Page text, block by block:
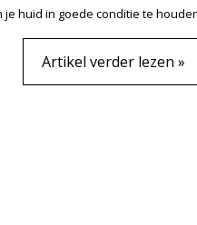
je huid in goede conditie te
Artikel verder lezen »